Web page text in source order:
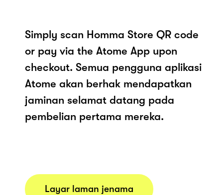
Simply scan Homma Store QR code
or pay via the Atome App upon
checkout. Semua pengguna aplikasi
Atome akan berhak mendapatkan
jaminan selamat datang pada
pembelian pertama mereka.
Layar laman jenama